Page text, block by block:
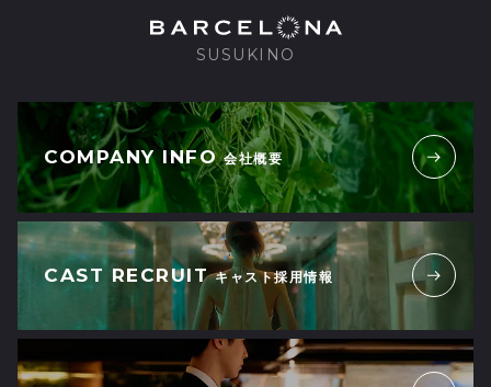
| ID:JFeskq74lG
近くに居たら、毎日通うのにって
2026/05/07| ID:7nxgmStGSM
2026/04/11| ID:FpCYAVgDHF
好み過ぎです。楽し過ぎて沼ってしまいま
す。
2
| ID:v71laJwMtJ
本当に可愛くておもしろくて大好きです
また絶対に行きたいです
2
激アツキャストの朝日奈みくさん！
どちゃくそ可愛いです！
1
SUSUKINO
COMPANY INFO 会社概要
CAST RECRUIT キャスト採用情報